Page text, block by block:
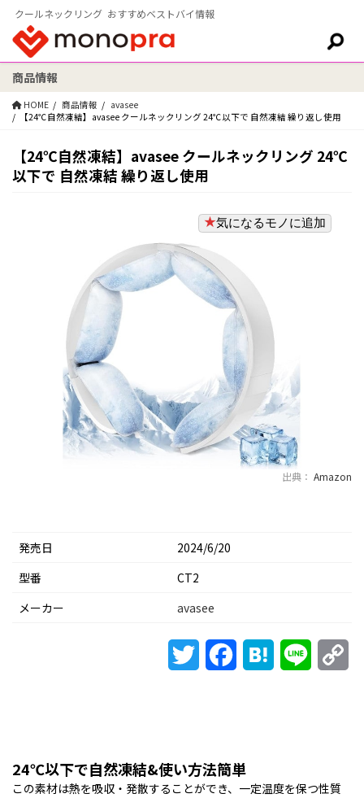
クールネックリング おすすめベストバイ情報
検索:
商品情報
HOME 商品情報
‎avasee
【24℃自然凍結】avasee クールネックリング 24℃以下で 自然凍結 繰り返し使用
【24℃自然凍結】avasee クールネックリング 24℃
以下で 自然凍結 繰り返し使用
気になるモノに追加
出典： Amazon
発売日
2024/6/20
型番
CT2
メーカー
‎avasee
Twitter FacebookHatena Line
24℃以下で自然凍結&使い方法簡単
この素材は熱を吸収・発散することができ、一定温度を保つ性質